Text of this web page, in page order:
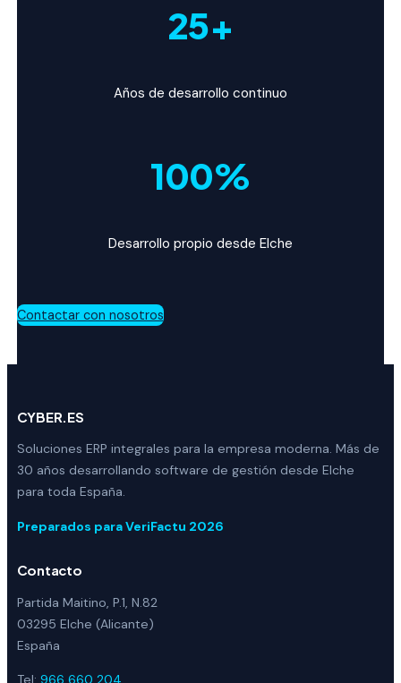
25+
Años de desarrollo continuo
100%
Desarrollo propio desde Elche
Contactar con nosotros
CYBER.ES
Soluciones ERP integrales para la empresa moderna. Más de
30 años desarrollando software de gestión desde Elche
para toda España.
Preparados para VeriFactu 2026
Contacto
Partida Maitino, P.1, N.82
03295 Elche (Alicante)
España
Tel: 966 660 204